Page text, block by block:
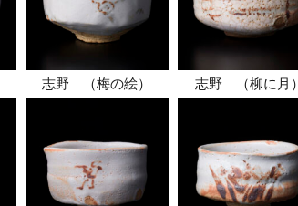
志野 （梅の絵） 志野 （柳に月）